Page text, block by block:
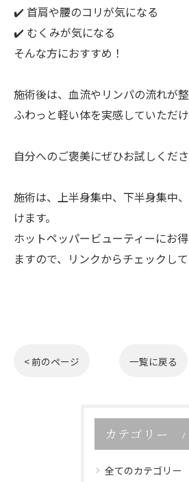
✔️ 首肩や腰のコリが気になる
✔️ むくみが気になる
そんな方におすすめ！
施術後は、血流やリンパの流れが整
ふわっと軽い体を実感していただ
自分へのご褒美にぜひお試しくださ
施術は、上半身集中、下半身集中
けます。
ホットペッパービューティーにお
ますので、リンクからチェックし
< 前のページ 一覧に戻る
カテゴリー
全てのカテゴリー